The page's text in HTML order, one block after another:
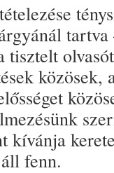
közösek,
kívánja
fenn.